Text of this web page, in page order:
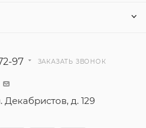
97 ЗАКАЗАТЬ ЗВОНОК
Декабристов, д. 129